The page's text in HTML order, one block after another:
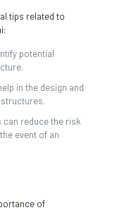
tips related to
potential
in the design and
can reduce the risk
event of an
of